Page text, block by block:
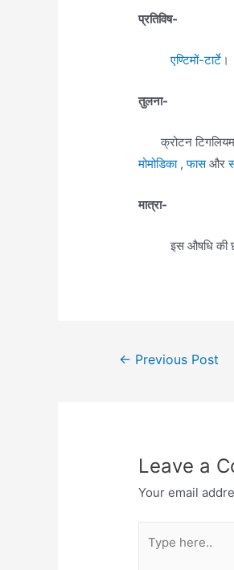
प्रतिविष-
एण्टिमों-टार्टे ।
तुलना-
क्रोटन
मोमोडिका ,फासऔर
मात्रा-
इस औषधि की छठी
Post← Previous Post
Leave a
Your email
here..